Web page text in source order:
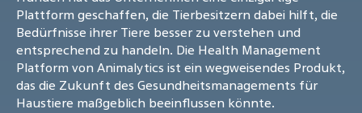
Plattform geschaffen, die Tierbesitzern dabei hilft, die
Bedürfnisse ihrer Tiere besser zu verstehen und
entsprechend zu handeln. Die Health Management
Platform von Animalytics ist ein wegweisendes Produkt,
das die Zukunft des Gesundheitsmanagements für
Haustiere maßgeblich beeinflussen könnte.